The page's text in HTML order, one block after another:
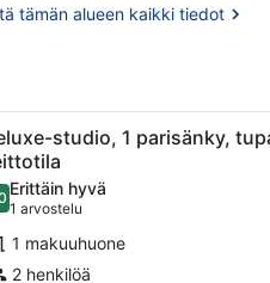
(BHX)
tämän alueen kaikki tiedot
työpöytä, tuoli, seinälle
7
studio, 1 parisänky,
kautta 10
Erittäin hyvä
1 arvostelu
(1
arvostelu)
1 makuuhuone
2 henkilöä